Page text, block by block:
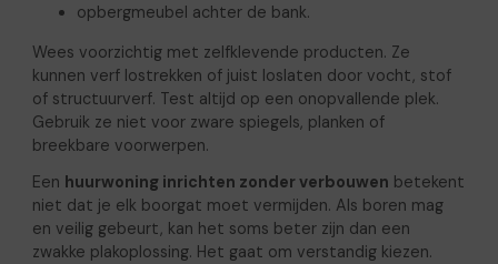
opbergmeubel achter de bank.
Wees voorzichtig met zelfklevende producten. Ze
kunnen verf lostrekken of juist loslaten door vocht, stof
of structuurverf. Test altijd op een onopvallende plek.
Gebruik ze niet voor zware spiegels, planken of
breekbare voorwerpen.
Een huurwoning inrichten zonder verbouwen betekent
niet dat je elk boorgat moet vermijden. Als boren mag
en veilig gebeurt, kan het soms beter zijn dan een
zwakke plakoplossing. Het gaat om verstandig kiezen.